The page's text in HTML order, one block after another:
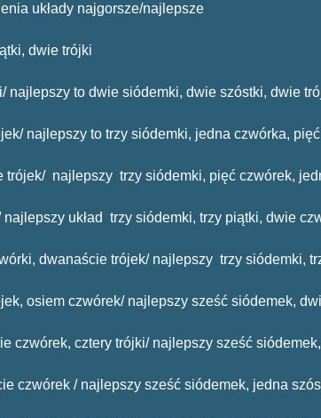
układy najgorsze/najlepsze
dwie trójki
najlepszy to dwie siódemki, dwie szóstki, dwie
najlepszy to trzy siódemki, jedna czwórka,
trójek/ najlepszy trzy siódemki, pięć czwórek,
układ trzy siódemki, trzy piątki, dwie
dwanaście trójek/ najlepszy trzy siódemki,
osiem czwórek/ najlepszy sześć siódemek,
czwórek, cztery trójki/ najlepszy sześć
czwórek / najlepszy sześć siódemek, jedna